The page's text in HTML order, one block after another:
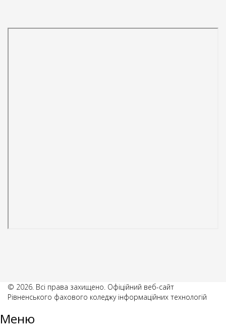
© 2026. Всі права захищено. Офіційний веб-сайт
Рівненського фахового коледжу інформаційних технологій
Меню